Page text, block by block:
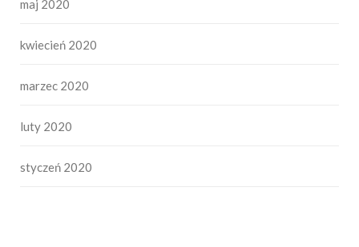
maj 2020
kwiecień 2020
marzec 2020
luty 2020
styczeń 2020